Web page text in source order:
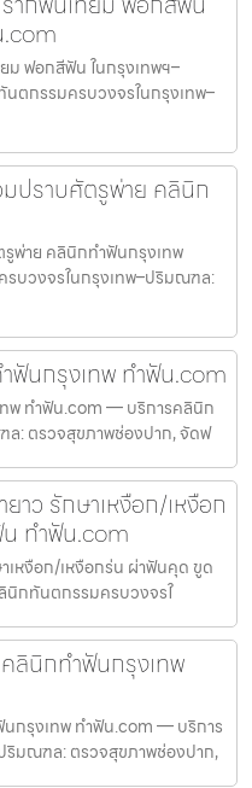
ฟอกสีฟัน ในกรุงเทพฯ–
กรรมครบวงจรในกรุงเทพ–
ปราบศัตรูพ่าย คลินิก
พ่าย คลินิกทำฟันกรุงเทพ
บวงจรในกรุงเทพ–ปริมณฑล:
ฟันกรุงเทพ ทำฟัน.com
พ ทำฟัน.com — บริการคลินิก
: ตรวจสุขภาพช่องปาก, จัดฟ
ว รักษาเหงือก/เหงือก
ทำฟัน.com
หงือก/เหงือกร่น ผ่าฟันคุด ขูด
กทันตกรรมครบวงจรใ
ลินิกทำฟันกรุงเทพ
กรุงเทพ ทำฟัน.com — บริการ
มณฑล: ตรวจสุขภาพช่องปาก,